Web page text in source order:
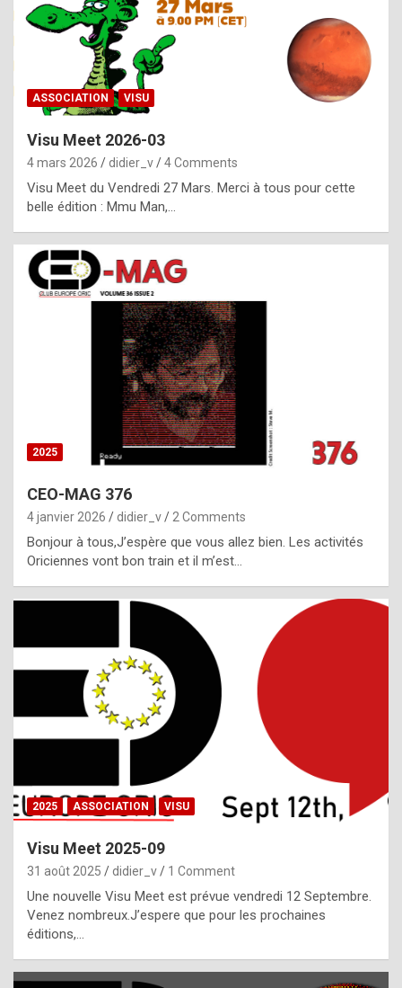
o
p
l
c
h
i
s
t
o
r
p
e
c
i
l
,
g
h
t
f
ASSOCIATION VISU
Visu Meet 2026-03
4 mars 2026 didier_v 4 Comments
Visu Meet du Vendredi 27 Mars. Merci à tous pour cette
belle édition : Mmu Man,…
2025
CEO-MAG 376
4 janvier 2026 didier_v 2 Comments
Bonjour à tous,J’espère que vous allez bien. Les activités
Oriciennes vont bon train et il m’est…
2025 ASSOCIATION VISU
Visu Meet 2025-09
31 août 2025 didier_v 1 Comment
Une nouvelle Visu Meet est prévue vendredi 12 Septembre.
Venez nombreux.J’espere que pour les prochaines
éditions,…